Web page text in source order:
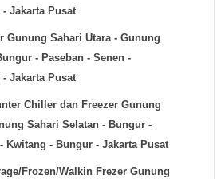
Jakarta Pusat
Gunung Sahari Utara - Gunung
- Paseban - Senen -
Jakarta Pusat
Chiller dan Freezer Gunung
Sahari Selatan - Bungur -
Kwitang - Bungur - Jakarta Pusat
Frozen/Walkin Frezer Gunung